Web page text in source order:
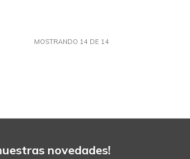
MOSTRANDO 14 DE 14
novedades!